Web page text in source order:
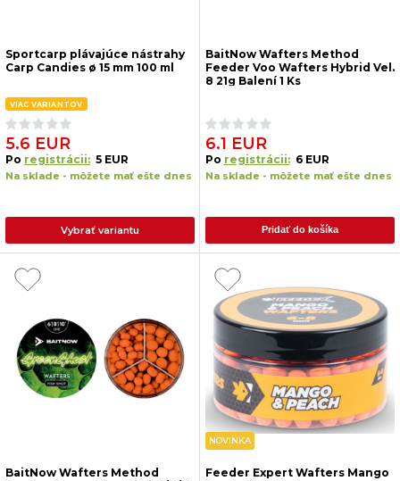
Sportcarp plávajúce nástrahy
Carp Candies ø 15 mm 100 ml
VIAC VARIANTOV
5.6 EUR
Po registrácii: 5 EUR
Na sklade - môžete mať ešte dnes
Vybrať variantu
BaitNow Wafters Method
Feeder Voo Wafters Hybrid Vel.
8 21g Balení 1 Ks
6.1 EUR
Po registrácii: 6 EUR
Na sklade - môžete mať ešte dnes
Pridať do košíka
BaitNow Wafters Method
NOVINKA
Feeder Expert Wafters Mango